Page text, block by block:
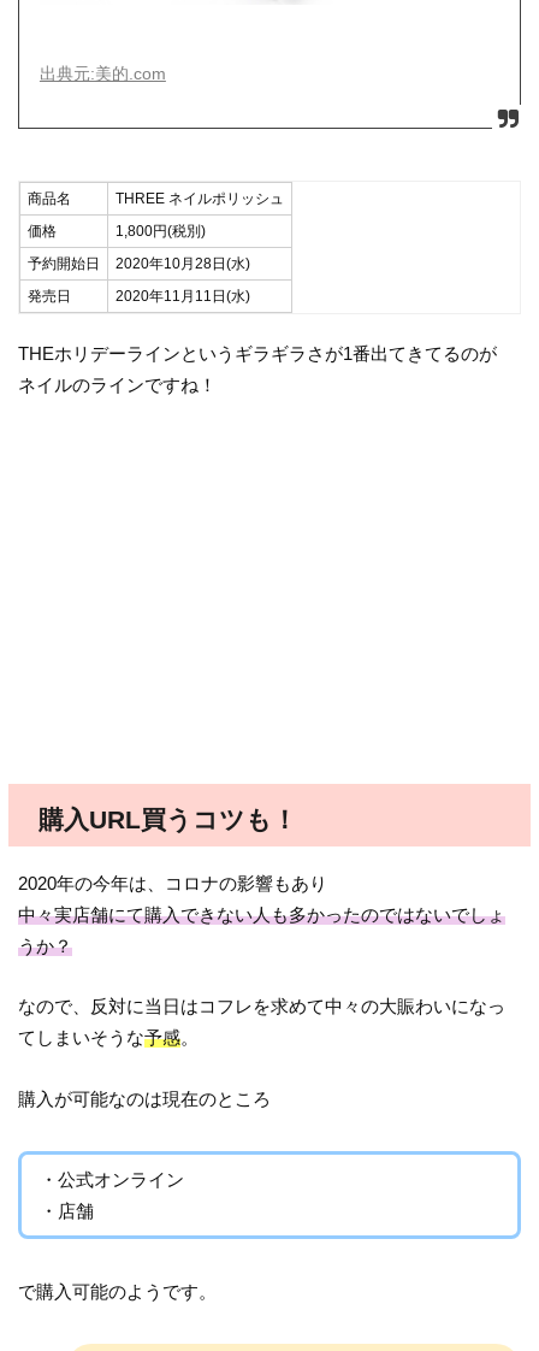
出典元:美的.com
商品名
THREE ネイルポリッシュ
価格
1,800円(税別)
予約開始日
2020年10月28日(水)
発売日
2020年11月11日(水)
THEホリデーラインというギラギラさが1番出てきてるのが
ネイルのラインですね！
購入URL買うコツも！
2020年の今年は、コロナの影響もあり
中々実店舗にて購入できない人も多かったのではないでしょ
うか？
なので、反対に当日はコフレを求めて中々の大賑わいになっ
てしまいそうな予感。
購入が可能なのは現在のところ
・公式オンライン
・店舗
で購入可能のようです。